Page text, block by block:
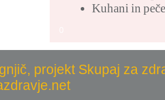
Kuhani in
projekt Skupaj za